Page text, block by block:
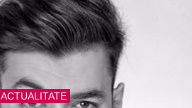
ACTUALITATE